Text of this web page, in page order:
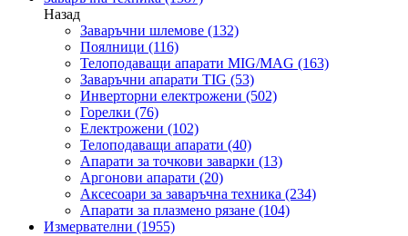
Назад
Заваръчни шлемове (132)
Поялници (116)
Телоподаващи апарати MIG/MAG (163)
Заваръчни апарати TIG (53)
Инверторни електрожени (502)
Горелки (76)
Електрожени (102)
Телоподаващи апарати (40)
Апарати за точкови заварки (13)
Аргонови апарати (20)
Аксесоари за заваръчна техника (234)
Апарати за плазмено рязане (104)
Измервателни (1955)